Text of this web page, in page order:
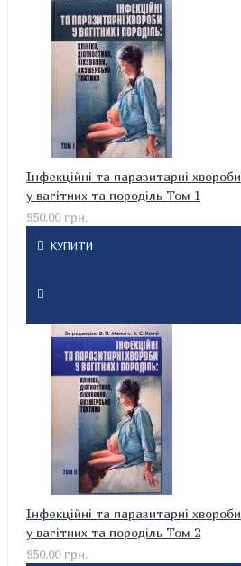
Інфекційні та паразитарні хвороби
у вагітних та породіль Том 1
950.00 грн.
КУПИТИ
Інфекційні та паразитарні хвороби
у вагітних та породіль Том 2
950.00 грн.